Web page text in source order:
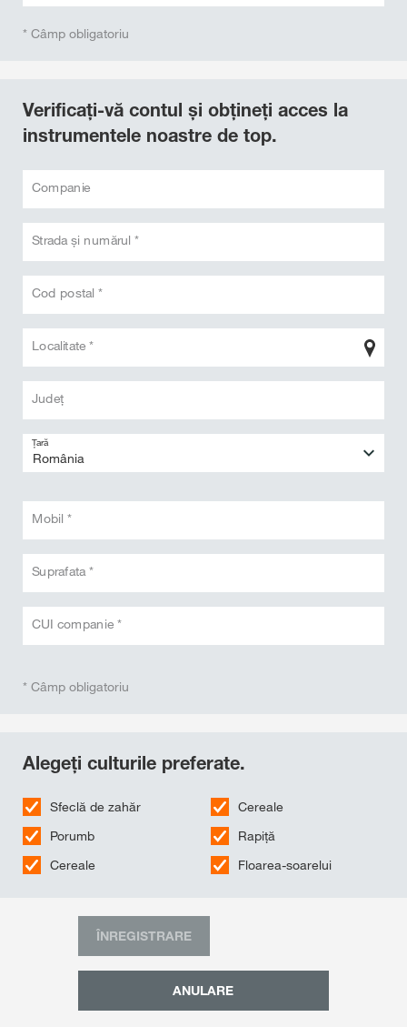
* Câmp obligatoriu
Verificați-vă contul și obțineți acces la
instrumentele noastre de top.
Companie
Strada și numărul *
Cod postal *
Localitate *
Judeţ
Țară
Mobil *
Suprafata *
CUI companie *
* Câmp obligatoriu
Alegeți culturile preferate.
Sfeclă de zahăr
Porumb
Cereale
Cereale
Rapiță
Floarea-soarelui
ANULARE
ÎNREGISTRARE